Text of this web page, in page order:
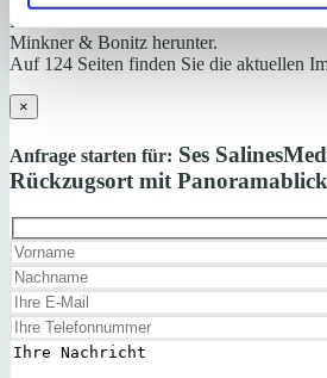
Laden Sie sich hier den Immobilien-
Minkner & Bonitz herunter.
Auf 124 Seiten finden Sie die aktuellen
×
Anfrage starten für: Ses Salines
Rückzugsort mit